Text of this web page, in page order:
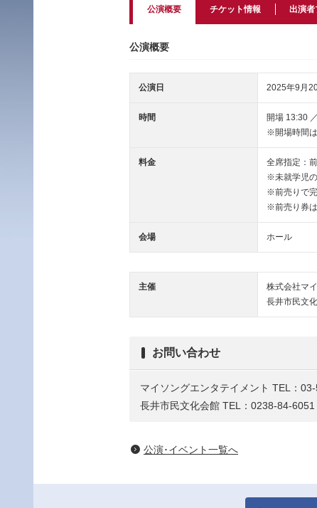
公演概要 チケット情報 出演者
公演概要
公演日 2025年9月
時間
開場 13:30
※開場時間
料金
全席指定：
※未就学児の
※前売りで完
※前売り券は
会場 ホール
主催
株式会社マ
長井市民文
お問い合わせ
マイソングエンタテイメント TEL：
長井市民文化会館 TEL：0238-84-6051
公演･イベント一覧へ